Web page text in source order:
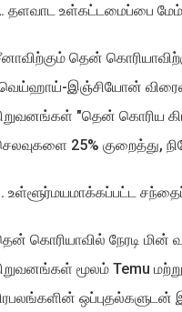
தளவாட உள்கட்டமைப்பை
தென்
இஞ்சியோன் விரைவு
"தென் கொரிய
25% குறைத்து,
உள்ளூர்மயமாக்கப்பட்ட
கொரியாவில் நேரடி மின்
மூலம் Temu
ஒப்புதல்களுடன்